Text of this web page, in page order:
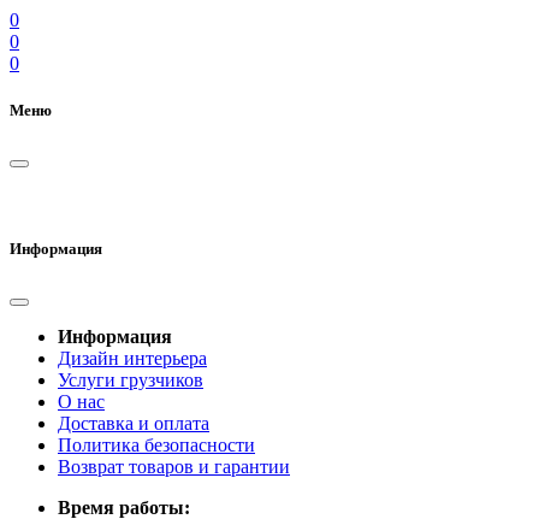
0
0
0
Меню
Информация
Информация
Дизайн интерьера
Услуги грузчиков
О нас
Доставка и оплата
Политика безопасности
Возврат товаров и гарантии
Время работы: